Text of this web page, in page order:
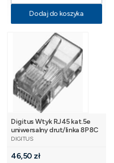
Dodaj do koszyka
Digitus Wtyk RJ45 kat.5e
uniwersalny drut/linka 8P8C
100szt
PRODUCENT
DIGITUS
Cena
46,50 zł